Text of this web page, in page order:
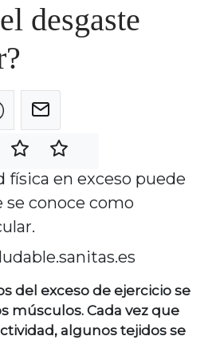
desgaste
física en exceso puede
se conoce como
del exceso de ejercicio se
músculos. Cada vez que
algunos tejidos se